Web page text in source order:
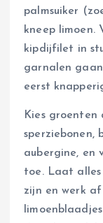
palmsuiker
kneep limoen.
kipdijfilet in
garnalen
eerst
Kies groenten
sperziebonen,
aubergine, en
toe. Laat alles
zijn en werk